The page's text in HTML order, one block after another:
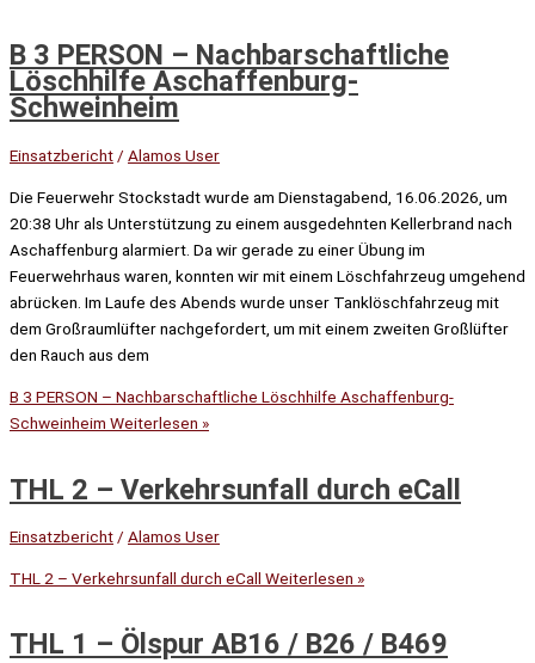
B 3 PERSON – Nachbarschaftliche
Löschhilfe Aschaffenburg-
Schweinheim
Einsatzbericht / Alamos User
Die Feuerwehr Stockstadt wurde am Dienstagabend, 16.06.2026, um
20:38 Uhr als Unterstützung zu einem ausgedehnten Kellerbrand nach
Aschaffenburg alarmiert. Da wir gerade zu einer Übung im
Feuerwehrhaus waren, konnten wir mit einem Löschfahrzeug umgehend
abrücken. Im Laufe des Abends wurde unser Tanklöschfahrzeug mit
dem Großraumlüfter nachgefordert, um mit einem zweiten Großlüfter
den Rauch aus dem
B 3 PERSON – Nachbarschaftliche Löschhilfe Aschaffenburg-
Schweinheim Weiterlesen »
THL 2 – Verkehrsunfall durch eCall
Einsatzbericht/ Alamos User
THL 2 – Verkehrsunfall durch eCall Weiterlesen »
THL 1 – Ölspur AB16 / B26 / B469